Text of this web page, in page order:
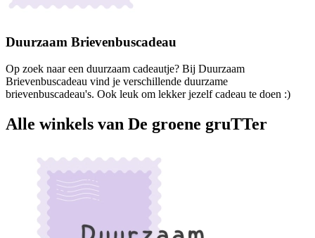
Duurzaam Brievenbuscadeau
Op zoek naar een duurzaam cadeautje? Bij Duurzaam
Brievenbuscadeau vind je verschillende duurzame
brievenbuscadeau's. Ook leuk om lekker jezelf cadeau te doen :)
Alle winkels van De groene gruTTer